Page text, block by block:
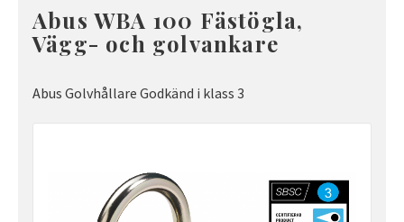
Abus WBA 100 Fästögla,
Vägg- och golvankare
Abus Golvhållare Godkänd i klass 3